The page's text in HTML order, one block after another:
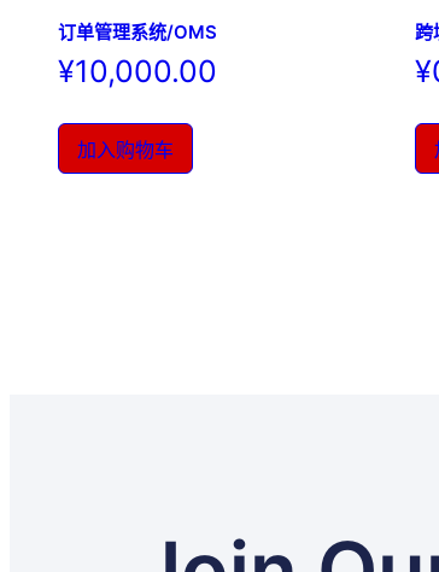
订单管理系统/OMS
¥10,000.00
加入购物车
跨
¥